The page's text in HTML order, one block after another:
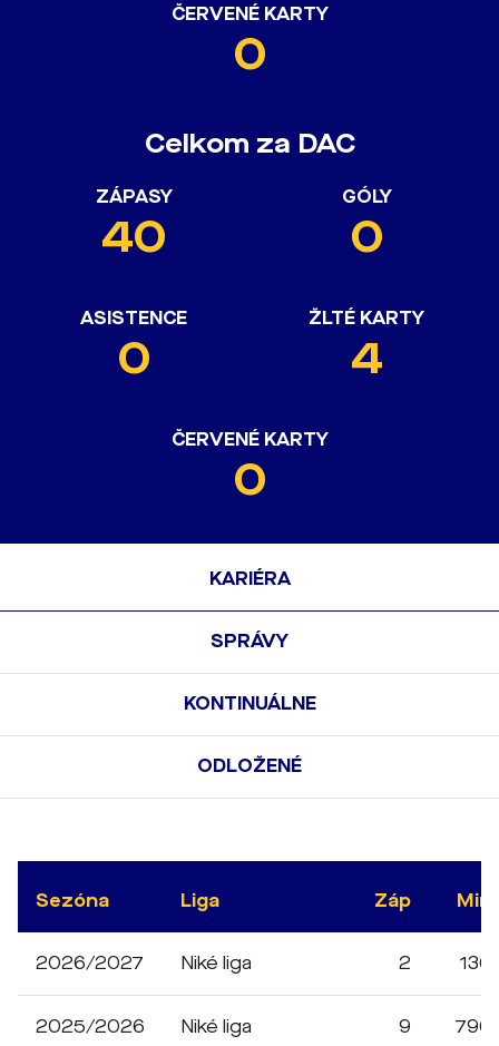
ČERVENÉ KARTY
0
Celkom za DAC
ZÁPASY
40
GÓLY
0
ASISTENCE
0
ŽLTÉ KARTY
4
ČERVENÉ KARTY
0
KARIÉRA
SPRÁVY
KONTINUÁLNE
ODLOŽENÉ
Sezóna Liga Záp Min
2026/2027 Niké liga 2 136
2025/2026 Niké liga 9 796